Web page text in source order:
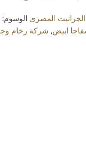
الجرانيت المصرى الوسوم:
ابيض, شركة رخام